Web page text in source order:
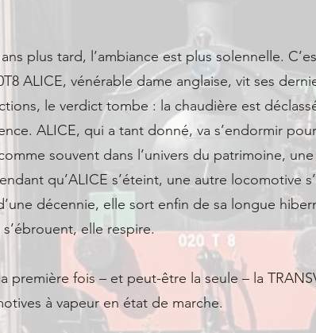
plus tard, l’ambiance est plus solennelle.
ALICE, vénérable dame anglaise, vit ses
le verdict tombe : la chaudière est
ALICE, qui a tant donné, va s’endormir
souvent dans l’univers du patrimoine,
qu’ALICE s’éteint, une autre locomotive
décennie, elle sort enfin de sa longue
s’ébrouent, elle respire.
première fois – et peut-être la seule – la
à vapeur en état de marche.